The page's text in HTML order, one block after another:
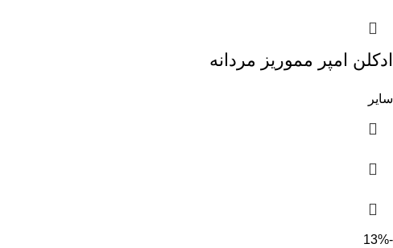
ادکلن امپر مموریز مردانه
سایر
-13%